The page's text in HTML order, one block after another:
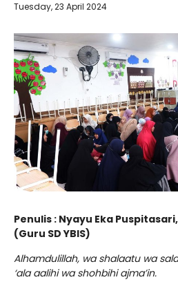
Tuesday, 23 April 2024
Penulis : Nyayu Eka Puspitasari,
(Guru SD YBIS)
Alhamdulillah, wa shalaatu wa
‘ala aalihi wa shohbihi ajma’in.